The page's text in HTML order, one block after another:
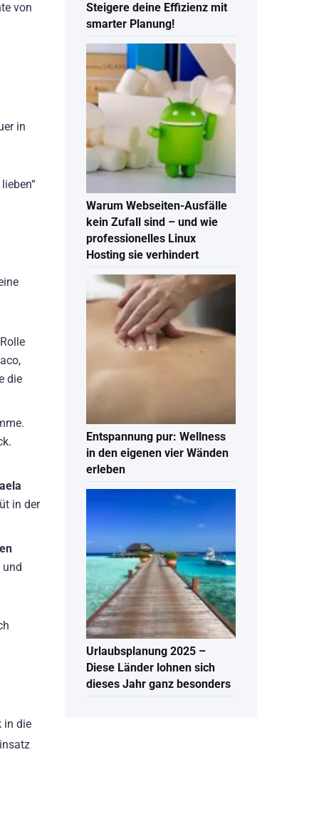
von
in
die
in der
und
in die
Steigere deine Effizienz mit
smarter Planung!
Warum Webseiten-Ausfälle
kein Zufall sind – und wie
professionelles Linux
Hosting sie verhindert
Entspannung pur: Wellness
in den eigenen vier Wänden
erleben
Urlaubsplanung 2025 –
Diese Länder lohnen sich
dieses Jahr ganz besonders